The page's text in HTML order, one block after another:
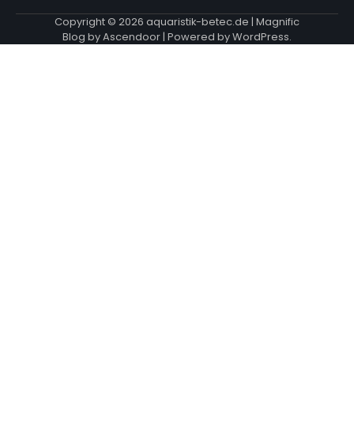
Copyright © 2026 aquaristik-betec.de | Magnific
Blog byAscendoor| Powered byWordPress.